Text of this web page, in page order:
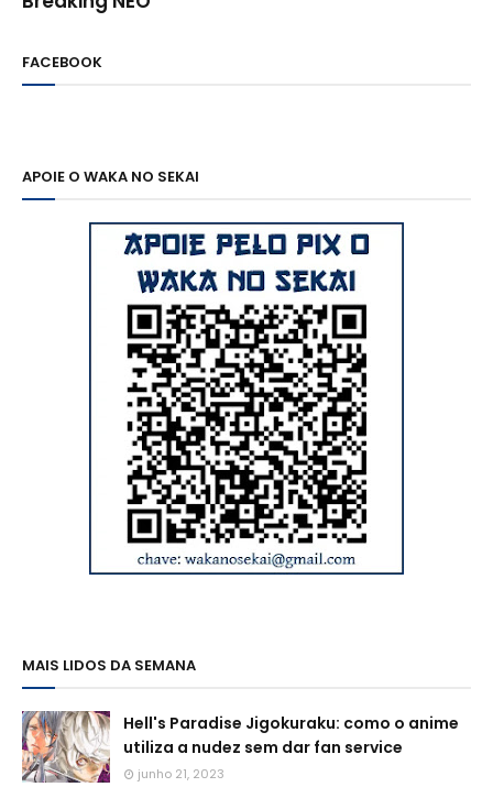
FACEBOOK
APOIE O WAKA NO SEKAI
MAIS LIDOS DA SEMANA
Hell's Paradise Jigokuraku: como o anime
utiliza a nudez sem dar fan service
junho 21, 2023